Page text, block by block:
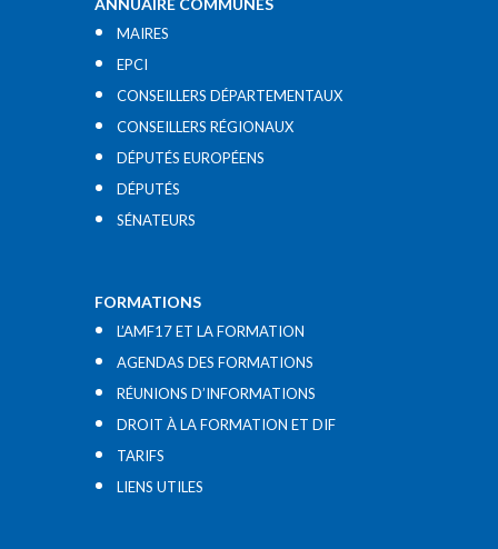
ANNUAIRE COMMUNES
MAIRES
EPCI
CONSEILLERS DÉPARTEMENTAUX
CONSEILLERS RÉGIONAUX
DÉPUTÉS EUROPÉENS
DÉPUTÉS
SÉNATEURS
FORMATIONS
L’AMF17 ET LA FORMATION
AGENDAS DES FORMATIONS
RÉUNIONS D’INFORMATIONS
DROIT À LA FORMATION ET DIF
TARIFS
LIENS UTILES​